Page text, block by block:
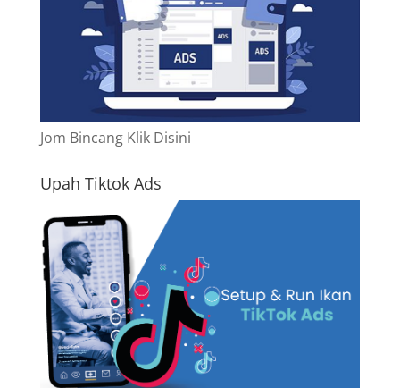
Jom Bincang Klik Disini
Upah Tiktok Ads